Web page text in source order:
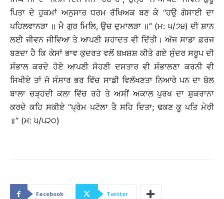
ਪਿਤਾ ਦੇ ਹੁਕਮਾਂ ਅਨੁਸਾਰ ਧਰਮ ਰੱਖਿਅਕ ਬਣ ਕੇ ‘‘ਹਉ ਗੋਸਾਈ ਦਾ
ਪਹਿਲਵਾਨੜਾ ॥ ਮੈ ਗੁਰ ਮਿਲਿ, ਉਚ ਦੁਮਾਲੜਾ ॥’’ (ਮ: ੫/੭੪) ਦੀ ਸ਼ਾਨ
ਲਈ ਜੀਵਨ ਜੀਵਿਆ ਤੇ ਆਪਣੀ ਸ਼ਹਾਦਤ ਵੀ ਦਿੱਤੀ। ਅੱਜ ਸਾਡਾ ਫ਼ਰਜ
ਬਣਦਾ ਹੈ ਕਿ ਕੇਸਾਂ ਭਾਵ ਕੁਦਰਤ ਵਲੋਂ ਬਖ਼ਸ਼ਸ਼ ਕੀਤੇ ਗਏ ਸੁੰਦਰ ਸਰੂਪ ਦੀ
ਸੰਭਾਲ ਕਰਦੇ ਹੋਏ ਆਪਣੀ ਸੋਹਣੀ ਦਸਤਾਰ ਵੀ ਸੰਭਾਲਣਾ ਕਰਨੀ ਵੀ
ਸਿਖੀਏ ਤਾਂ ਜੋ ਸੰਸਾਰ ਭਰ ਵਿੱਚ ਸਾਡੀ ਵਿਲੱਖਣਤਾ ਨਿਆਰੇ ਪਨ ਦਾ ਬੋਲ
ਬਾਲਾ ਚੜ੍ਹਦੀ ਕਲਾ ਵਿੱਚ ਰਹੇ ਤੇ ਅਸੀਂ ਅਕਾਲ ਪੁਰਖ ਦਾ ਸ਼ੁਕਰਾਨਾ
ਕਰਦੇ ਕਹਿ ਸਕੀਏ ‘‘ਪ੍ਰੇਮ ਪਟੋਲਾ ਤੈ ਸਹਿ ਦਿਤਾ; ਢਕਣ ਕੂ ਪਤਿ ਮੇਰੀ
॥’’ (ਮ: ੫/੫੨੦)
Facebook Twitter